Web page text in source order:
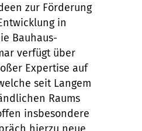
zur Förderung
in
Bauhaus-
verfügt über
Expertise auf
seit Langem
Raums
insbesondere